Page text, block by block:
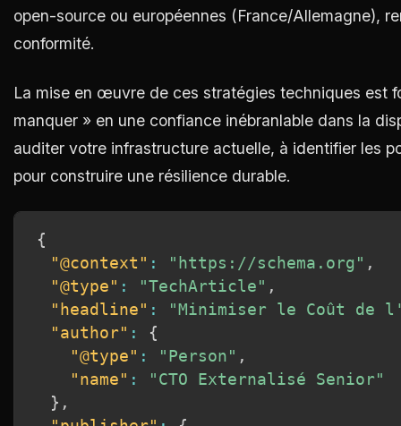
open-source ou européennes (France/Allemagne),
conformité.
La mise en œuvre de ces stratégies techniques est
manquer » en une confiance inébranlable dans la
auditer votre infrastructure actuelle, à identifier les
pour construire une résilience durable.
{
"@context" : "https://schema.org" ,
"@type" : "TechArticle" ,
"headline" :
"Minimiser le Coût de
"author" :
{
"@type" : "Person" ,
"name" :
"CTO Externalisé Senior"
} ,